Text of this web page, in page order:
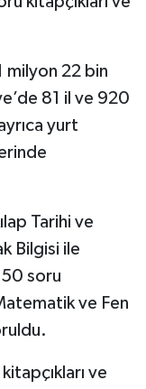
milyon 22 bin
81 il ve 920
yurt
Tarihi ve
Bilgisi ile
soru
ve Fen
ve